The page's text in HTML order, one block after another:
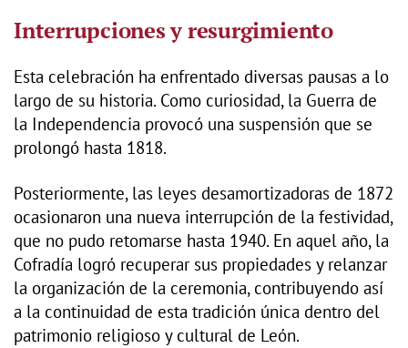
Interrupciones y resurgimiento
Esta celebración ha enfrentado diversas pausas a lo
largo de su historia. Como curiosidad, la Guerra de
la Independencia provocó una suspensión que se
prolongó hasta 1818.
Posteriormente, las leyes desamortizadoras de 1872
ocasionaron una nueva interrupción de la festividad,
que no pudo retomarse hasta 1940. En aquel año, la
Cofradía logró recuperar sus propiedades y relanzar
la organización de la ceremonia, contribuyendo así
a la continuidad de esta tradición única dentro del
patrimonio religioso y cultural de León.